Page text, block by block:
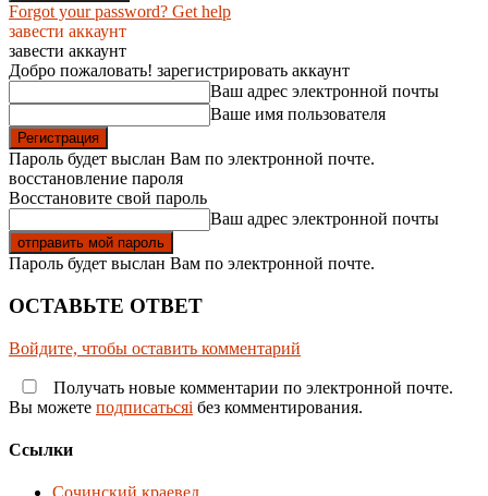
Forgot your password? Get help
завести аккаунт
завести аккаунт
Добро пожаловать! зарегистрировать аккаунт
Ваш адрес электронной почты
Ваше имя пользователя
Пароль будет выслан Вам по электронной почте.
восстановление пароля
Восстановите свой пароль
Ваш адрес электронной почты
Пароль будет выслан Вам по электронной почте.
ОСТАВЬТЕ ОТВЕТ
Войдите, чтобы оставить комментарий
Получать новые комментарии по электронной почте.
Вы можете подписатьсяi без комментирования.
Ссылки